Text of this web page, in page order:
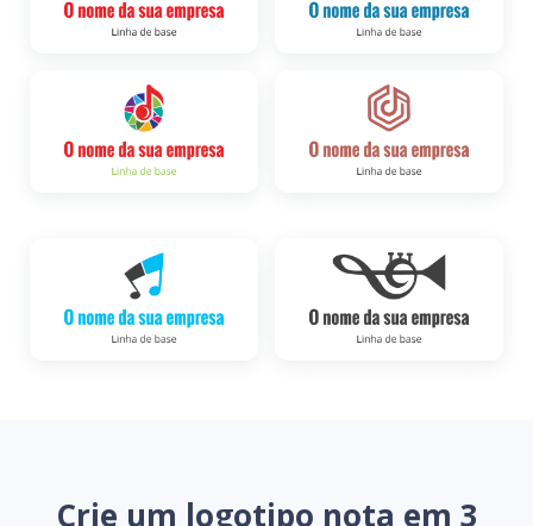
Crie um logotipo nota em 3